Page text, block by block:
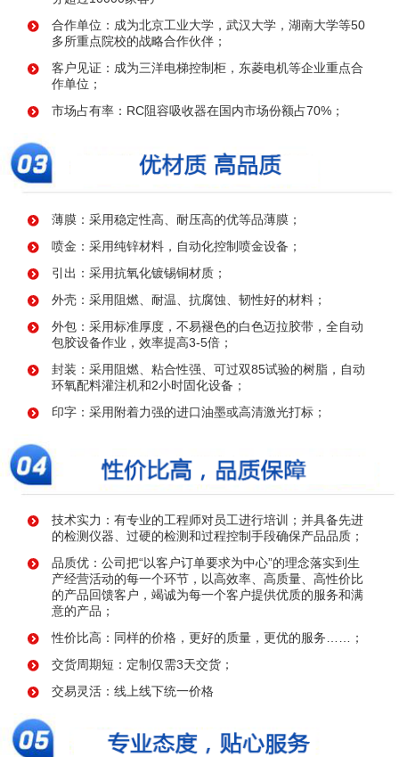
合作单位：成为北京工业大学，武汉大学，湖南大学等50
多所重点院校的战略合作伙伴；
客户见证：成为三洋电梯控制柜，东菱电机等企业重点合
作单位；
市场占有率：RC阻容吸收器在国内市场份额占70%；
薄膜：采用稳定性高、耐压高的优等品薄膜；
喷金：采用纯锌材料，自动化控制喷金设备；
引出：采用抗氧化镀锡铜材质；
外壳：采用阻燃、耐温、抗腐蚀、韧性好的材料；
外包：采用标准厚度，不易褪色的白色迈拉胶带，全自动
包胶设备作业，效率提高3-5倍；
封装：采用阻燃、粘合性强、可过双85试验的树脂，自动
环氧配料灌注机和2小时固化设备；
印字：采用附着力强的进口油墨或高清激光打标；
技术实力：有专业的工程师对员工进行培训；并具备先进
的检测仪器、过硬的检测和过程控制手段确保产品品质；
品质优：公司把“以客户订单要求为中心”的理念落实到生
产经营活动的每一个环节，以高效率、高质量、高性价比
的产品回馈客户，竭诚为每一个客户提供优质的服务和满
意的产品；
性价比高：同样的价格，更好的质量，更优的服务……；
交货周期短：定制仅需3天交货；
交易灵活：线上线下统一价格